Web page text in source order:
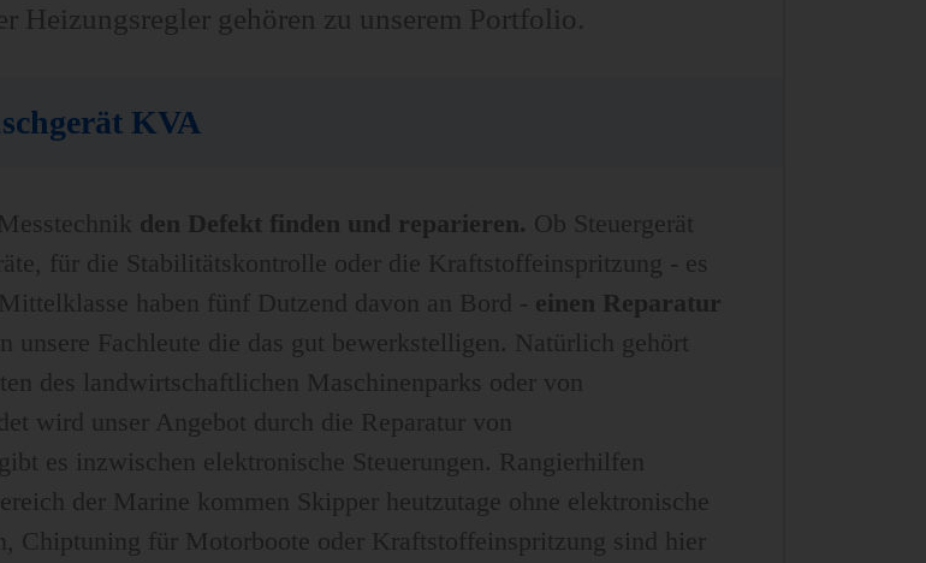
Heizungsregler gehören zu unserem Portfolio.
KVA
den Defekt finden und reparieren. Ob Steuergerät
für die Stabilitätskontrolle oder die Kraftstoffeinspritzung - es
haben fünf Dutzend davon an Bord - einen Reparatur
unsere Fachleute die das gut bewerkstelligen. Natürlich gehört
des landwirtschaftlichen Maschinenparks oder von
wird unser Angebot durch die Reparatur von
es inzwischen elektronische Steuerungen. Rangierhilfen
der Marine kommen Skipper heutzutage ohne elektronische
Chiptuning für Motorboote oder Kraftstoffeinspritzung sind hier